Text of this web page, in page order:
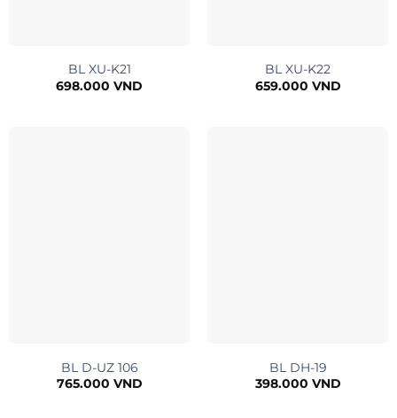
BL XU-K21
698.000 VND
BL XU-K22
659.000 VND
BL D-UZ 106
765.000 VND
BL DH-19
398.000 VND